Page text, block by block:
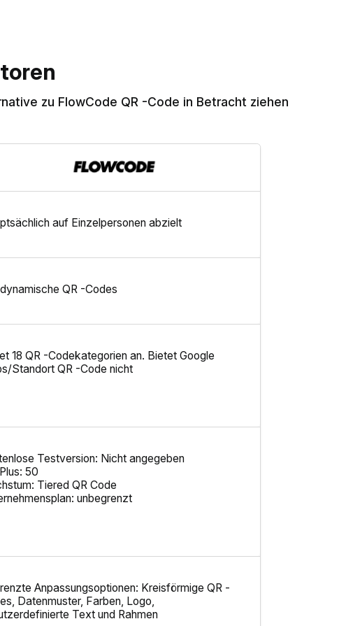
zu FlowCode QR -Code in Betracht ziehen
auf Einzelpersonen abzielt
QR -Codes
18 QR -Codekategorien an. Bietet Google
Standort QR -Code nicht
Testversion: Nicht angegeben
50
Tiered QR Code
unbegrenzt
Anpassungsoptionen: Kreisförmige QR -
Datenmuster, Farben, Logo,
Text und Rahmen